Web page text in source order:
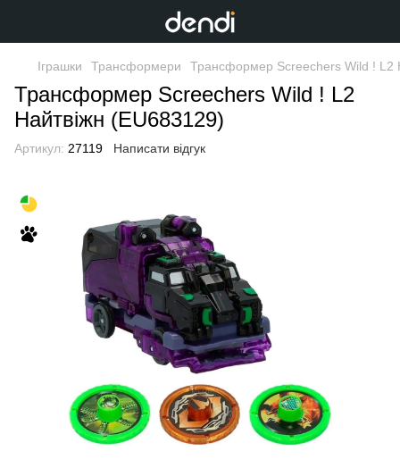
Іграшки Трансформери Трансформер Screechers Wild ! L2
Трансформер Screechers Wild ! L2
Найтвіжн (EU683129)
Артикул: 27119 Написати відгук